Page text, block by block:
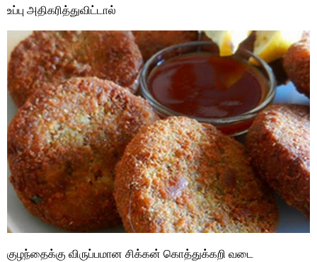
உப்பு அதிகரித்துவிட்டால்
குழந்தைக்கு விருப்பமான சிக்கன் கொத்துக்கறி வடை